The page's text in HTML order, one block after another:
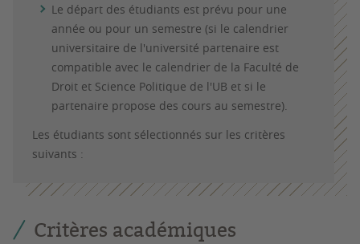
Le départ des étudiants est prévu pour une
année ou pour un semestre (si le calendrier
universitaire de l'université partenaire est
compatible avec le calendrier de la Faculté de
Droit et Science Politique de l'UB et si le
partenaire propose des cours au semestre).
Les étudiants sont sélectionnés sur les critères
suivants :
Critères académiques